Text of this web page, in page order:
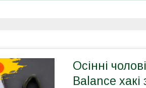
Осінні
Balance